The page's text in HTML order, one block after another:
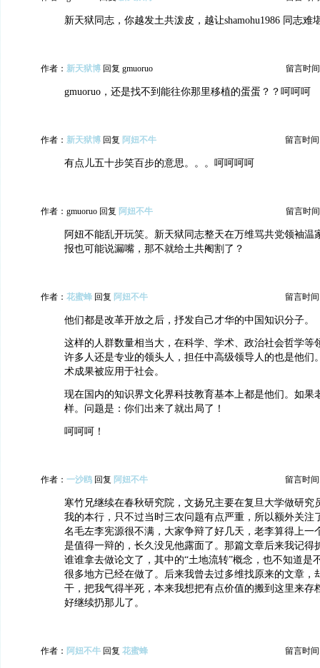
新天狱同志，你越发土共泼皮，越让shamohu1986 同志难
作者： 新天狱博 回复 gmuoruo 留言时
gmuoruo，还是找不到能往你那里移植的蛋蛋？？呵呵呵
作者： 新天狱博 回复 阿妞不牛 留言时间
有点儿五十步笑百步的意思。。。呵呵呵呵
作者：gmuoruo 回复 阿妞不牛 留言时
阿妞不能乱开玩笑。新天狱同志整天在万维骂共党领袖温
报也可能说漏嘴，那不就给土共阉割了？
作者： 花蜜蜂 回复 阿妞不牛 留言时间
他们都是改革开放之后，抒发自己才华的中国知识分子。
这样的人群数量相当大，在科学、学术、政治社会哲学等
许多人还是专业的领头人，担任中高级领导人的也是他们
术成果被应用于社会。
现在国内的知识界文化界科技教育基本上都是他们。如果
样。问题是：你们出来了就出局了！
呵呵呵！
作者： 一沙鸥 回复 阿妞不牛 留言时间
寒竹兄继续在春秋研究院，文扬兄主要在复旦大学做研究
我的本行，只不过当时三农问题有点严重，所以额外关注
名毛左李宪源很不满，大家争辩了好几天，老李算得上一
是值得一辩的，长久没见他露面了。那篇文章后来我记得
谁谁拿去做论文了，其中的“土地流转”概念，也不知道是
很多地方已经在做了。后来我曾去过多维找原来的文章，
干，把我气得半死，本来我想把有点价值的搬到这里来存
好继续扔那儿了。
作者： 阿妞不牛 回复 花蜜蜂 留言时间